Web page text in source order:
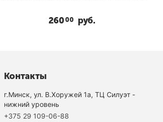
26000 руб.
Контакты
г.Минск, ул. В.Хоружей 1а, ТЦ Силуэт -
нижний уровень
+375 29 109-06-88